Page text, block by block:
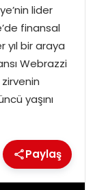
lider
finansal
yıl bir araya
Webrazzi
zirvenin
yaşını
Paylaş